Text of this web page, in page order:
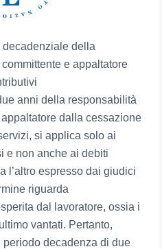
decadenziale della
e appaltatore
anni della responsabilità
dalla cessazione
si applica solo ai
e non anche ai debiti
l’altro espresso dai giudici
riguarda
dal lavoratore, ossia i
vantati. Pertanto,
decadenza di due